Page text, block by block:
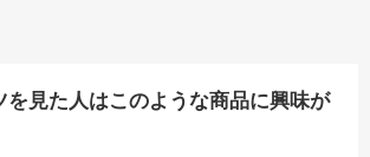
を見た人はこのような商品に興味が